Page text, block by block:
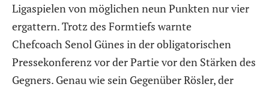
Ligaspielen von möglichen neun Punkten nur vier
ergattern. Trotz des Formtiefs warnte
Chefcoach Senol Günes in der obligatorischen
Pressekonferenz vor der Partie vor den Stärken des
Gegners. Genau wie sein Gegenüber Rösler, der